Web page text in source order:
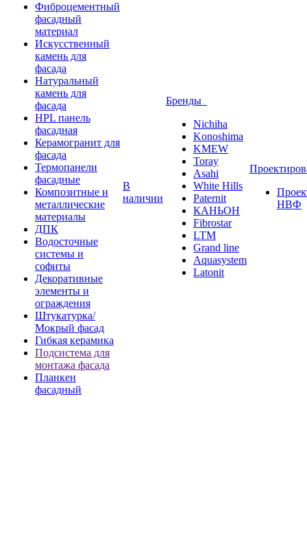
Фиброцементный
фасадный
материал
Искусственный
камень для
фасада
Натуральный
камень для
фасада
HPL панель
фасадная
Керамогранит для
фасада
Термопанели
фасадные
Композитные и
металлические
материалы
ДПК
Водосточные
системы и
софиты
Декоративные
элементы и
ограждения
Штукатурка/
Мокрый фасад
Гибкая керамика
Подсистема для
монтажа фасада
Планкен
фасадный
В
наличии
Бренды
Nichiha
Konoshima
KMEW
Toray
Asahi
White Hills
Paternit
КАНЬОН
Fibrostar
LTM
Grand line
Aquasystem
Latonit
НВФ